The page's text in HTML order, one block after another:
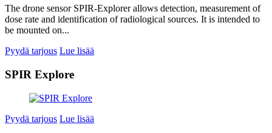
The drone sensor SPIR-Explorer allows detection, measurement of
dose rate and identification of radiological sources. It is intended to
be mounted on...
Pyydä tarjous Lue lisää
SPIR Explore
Pyydä tarjous Lue lisää